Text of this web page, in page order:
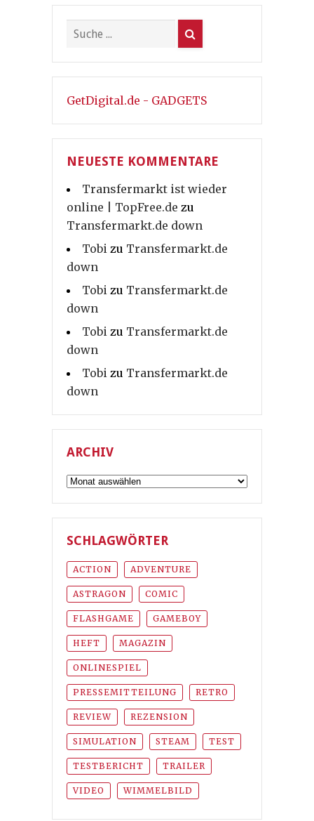
GetDigital.de - GADGETS
NEUESTE KOMMENTARE
Transfermarkt ist wieder
online | TopFree.de zu
Transfermarkt.de down
Tobi zu Transfermarkt.de
down
Tobi zu Transfermarkt.de
down
Tobi zu Transfermarkt.de
down
Tobi zu Transfermarkt.de
down
ARCHIV
Archiv
SCHLAGWÖRTER
ACTION ADVENTURE
ASTRAGON COMIC
FLASHGAME GAMEBOY
HEFT MAGAZIN
ONLINESPIEL
PRESSEMITTEILUNG RETRO
REVIEW REZENSION
SIMULATION STEAM TEST
TESTBERICHT TRAILER
VIDEO WIMMELBILD